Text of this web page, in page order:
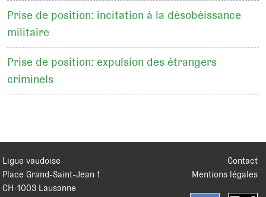
Prise de position: incitation à la désobéissance
militaire
Prise de position: expulsion des étrangers
criminels
Contact
Mentions légales
Ligue vaudoise
Place Grand-Saint-Jean 1
CH-1003 Lausanne